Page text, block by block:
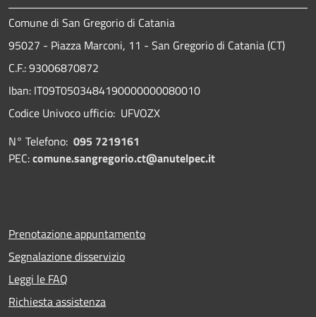
Comune di San Gregorio di Catania
95027 - Piazza Marconi, 11 - San Gregorio di Catania (CT)
C.F.: 93006870872
Iban: IT09T0503484190000000080010
Codice Univoco ufficio: UFVOZX
N° Telefono: 095 7219161
PEC:comune.sangregorio.ct@anutelpec.it
Prenotazione appuntamento
Segnalazione disservizio
Leggi le FAQ
Richiesta assistenza